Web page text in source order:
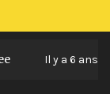
Il y a 6 ans